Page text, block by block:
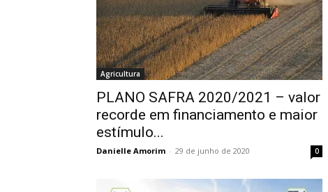
Agricultura
PLANO SAFRA 2020/2021 – valor
recorde em financiamento e maior
estímulo...
Danielle Amorim - 29 de junho de 2020 0